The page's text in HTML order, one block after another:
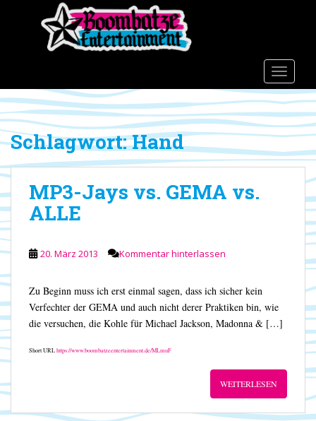
o
m
a
c
t
e
n
Schlagwort:Hand
MP3-Jays vs. GEMA vs.
ALLE
20. März 2013 Kommentar hinterlassen
Zu Beginn muss ich erst einmal sagen, dass ich sicher kein
Verfechter der GEMA und auch nicht derer Praktiken bin, wie
die versuchen, die Kohle für Michael Jackson, Madonna & […]
Short URLhttps://www.boombatzeentertainment.de/MLmuF
WEITERLESEN